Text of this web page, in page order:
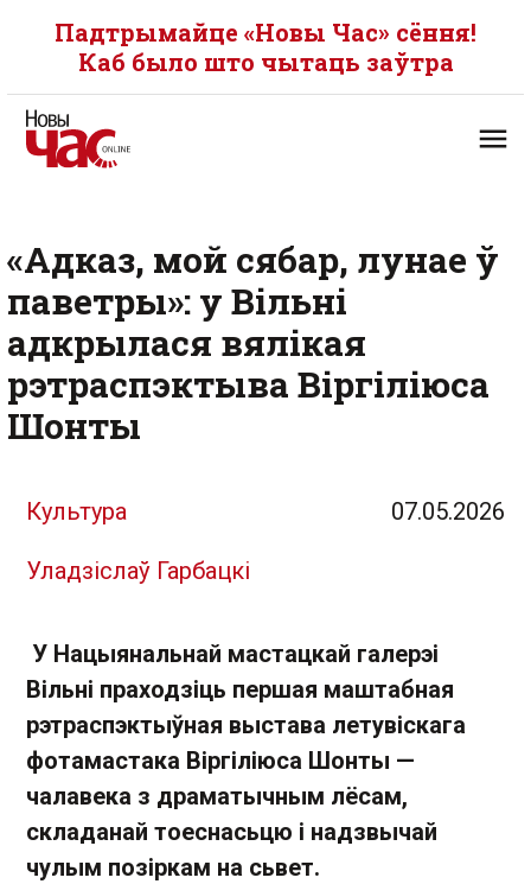
Падтрымайце «Новы Час» сёння!
Каб было што чытаць заўтра
«Адказ, мой сябар, лунае ў
паветры»: у Вільні
адкрылася вялікая
рэтраспэктыва Віргіліюса
Шонты
Культура 07.05.2026
Уладзіслаў Гарбацкі
У Нацыянальнай мастацкай галерэі
Вільні праходзіць першая маштабная
рэтраспэктыўная выстава летувіскага
фотамастака Віргіліюса Шонты —
чалавека з драматычным лёсам,
складанай тоеснасьцю і надзвычай
чулым позіркам на сьвет.